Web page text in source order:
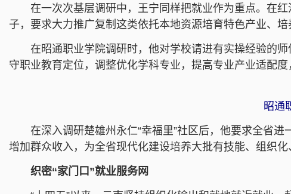
在一次次基层调研中，王宁同样把就业作为重点。在
子，要求大力推广复制这类依托本地资源培育特色产业、
在昭通职业学院调研时，他对学校请进有实操经验的
守职业教育定位，调整优化学科专业，提高专业产业适配度
昭通
在深入调研楚雄州永仁“幸福里”社区后，他要求全省
增加群众收入，为全省现代化建设培养大批有技能、组织化
织密“家门口”就业服务网